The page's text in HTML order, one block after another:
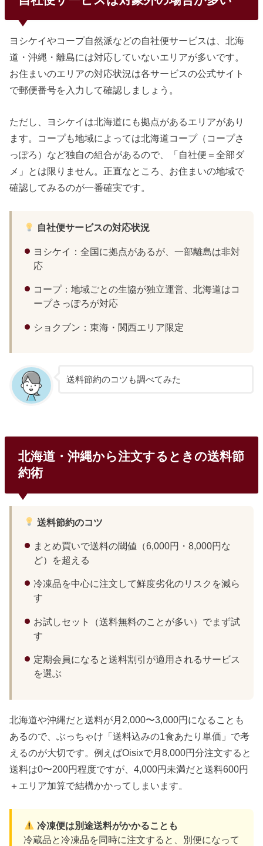
ヨシケイやコープ自然派などの自社便サービスは、北海
道・沖縄・離島には対応していないエリアが多いです。
お住まいのエリアの対応状況は各サービスの公式サイト
で郵便番号を入力して確認しましょう。
ただし、ヨシケイは北海道にも拠点があるエリアがあり
ます。コープも地域によっては北海道コープ（コープさ
っぽろ）など独自の組合があるので、「自社便＝全部ダ
メ」とは限りません。正直なところ、お住まいの地域で
確認してみるのが一番確実です。
自社便サービスの対応状況
ヨシケイ：全国に拠点があるが、一部離島は非対
応
コープ：地域ごとの生協が独立運営、北海道はコ
ープさっぽろが対応
ショクブン：東海・関西エリア限定
送料節約のコツも調べてみた
北海道・沖縄から注文するときの送料節
約術
送料節約のコツ
まとめ買いで送料の閾値（6,000円・8,000円な
ど）を超える
冷凍品を中心に注文して鮮度劣化のリスクを減ら
す
お試しセット（送料無料のことが多い）でまず試
す
定期会員になると送料割引が適用されるサービス
を選ぶ
北海道や沖縄だと送料が月2,000〜3,000円になることも
あるので、ぶっちゃけ「送料込みの1食あたり単価」で考
えるのが大切です。例えばOisixで月8,000円分注文すると
送料は0〜200円程度ですが、4,000円未満だと送料600円
＋エリア加算で結構かかってしまいます。
冷凍便は別途送料がかかることも
冷蔵品と冷凍品を同時に注文すると、別便になって